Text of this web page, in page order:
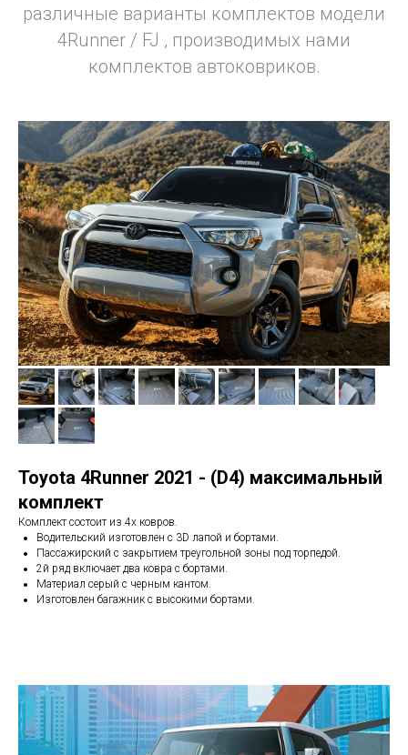
различные варианты комплектов модели
4Runner / FJ , производимых нами
комплектов автоковриков.
Toyota 4Runner 2021 - (D4) максимальный
комплект
Комплект состоит из 4х ковров.
Водительский изготовлен с 3D лапой и бортами.
Пассажирский с закрытием треугольной зоны под торпедой.
2й ряд включает два ковра с бортами.
Материал серый с черным кантом.
Изготовлен багажник с высокими бортами.